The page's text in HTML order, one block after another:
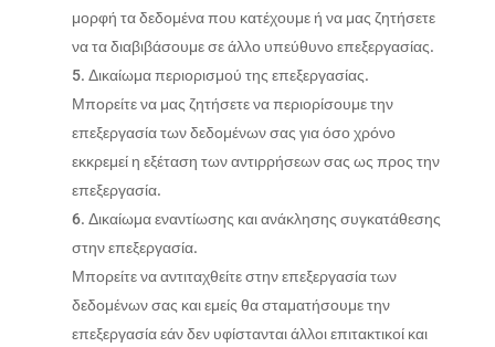
μορφή τα δεδομένα που κατέχουμε ή να μας ζητήσετε
να τα διαβιβάσουμε σε άλλο υπεύθυνο επεξεργασίας.
Δικαίωμα περιορισμού της επεξεργασίας.
Μπορείτε να μας ζητήσετε να περιορίσουμε την
επεξεργασία των δεδομένων σας για όσο χρόνο
εκκρεμεί η εξέταση των αντιρρήσεων σας ως προς την
επεξεργασία.
Δικαίωμα εναντίωσης και ανάκλησης συγκατάθεσης
στην επεξεργασία.
Μπορείτε να αντιταχθείτε στην επεξεργασία των
δεδομένων σας και εμείς θα σταματήσουμε την
επεξεργασία εάν δεν υφίστανται άλλοι επιτακτικοί και